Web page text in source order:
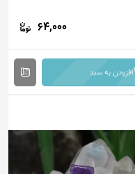
64,000
افزودن به سبد